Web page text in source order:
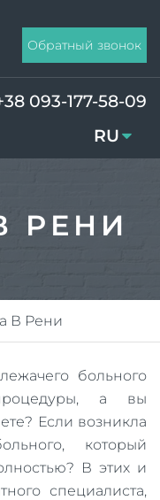
Обратный звонок
093-177-58-09
RU
UA
РЕНИ
В Рени
больного
процедуры, а вы
Если возникла
который
В этих и
специалиста,